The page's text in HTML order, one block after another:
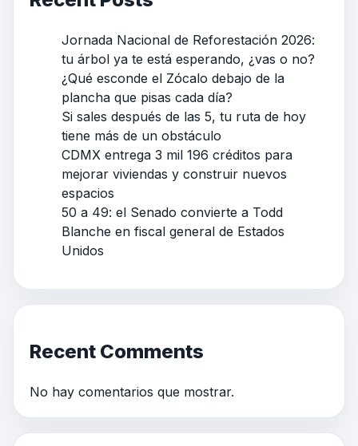
Jornada Nacional de Reforestación 2026:
tu árbol ya te está esperando, ¿vas o no?
¿Qué esconde el Zócalo debajo de la
plancha que pisas cada día?
Si sales después de las 5, tu ruta de hoy
tiene más de un obstáculo
CDMX entrega 3 mil 196 créditos para
mejorar viviendas y construir nuevos
espacios
50 a 49: el Senado convierte a Todd
Blanche en fiscal general de Estados
Unidos
Recent Comments
No hay comentarios que mostrar.